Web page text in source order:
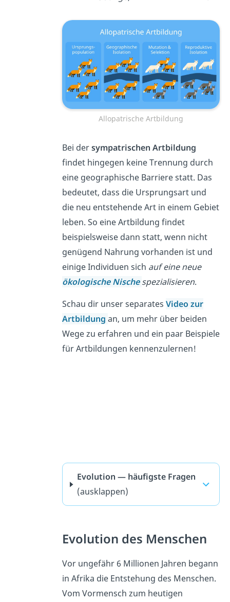
Allopatrische Artbildung
Bei dersympatrischen Artbildung
findet hingegen keine Trennung durch
eine geographische Barriere statt. Das
bedeutet, dass die Ursprungsart und
die neu entstehende Art in einem Gebiet
leben. So eine Artbildung findet
beispielsweise dann statt, wenn nicht
genügend Nahrung vorhanden ist und
einige Individuen sich auf eine neue
ökologische Nischespezialisieren.
Schau dir unser separatesVideo zur
Artbildungan, um mehr über beiden
Wege zu erfahren und ein paar Beispiele
für Artbildungen kennenzulernen!
Evolution — häufigste Fragen
(ausklappen)
Evolution des Menschen
Vor ungefähr 6 Millionen Jahren begann
in Afrika die Entstehung des Menschen.
Vom Vormensch zum heutigen